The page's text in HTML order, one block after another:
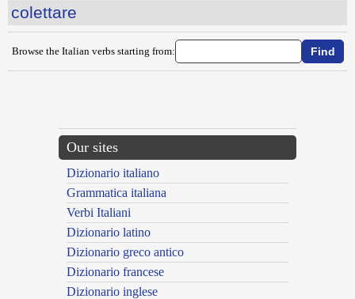
colettare
Browse the Italian verbs starting from:
Our sites
Dizionario italiano
Grammatica italiana
Verbi Italiani
Dizionario latino
Dizionario greco antico
Dizionario francese
Dizionario inglese